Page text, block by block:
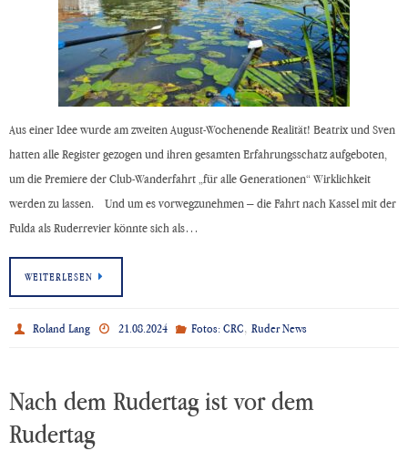
Aus einer Idee wurde am zweiten August-Wochenende Realität! Beatrix und Sven
hatten alle Register gezogen und ihren gesamten Erfahrungsschatz aufgeboten,
um die Premiere der Club-Wanderfahrt „für alle Generationen“ Wirklichkeit
werden zu lassen. Und um es vorwegzunehmen – die Fahrt nach Kassel mit der
Fulda als Ruderrevier könnte sich als…
WEITERLESEN
Roland Lang 21.08.2024 Fotos: CRC, Ruder News
Nach dem Rudertag ist vor dem
Rudertag